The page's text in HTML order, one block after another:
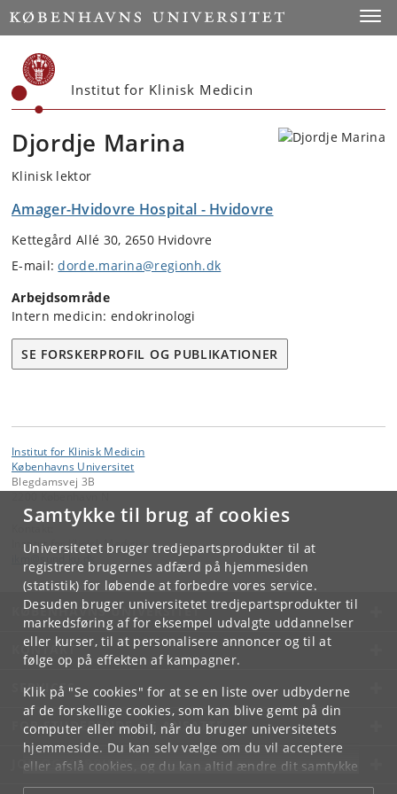
Samtykke til brug af cookies
Universitetet bruger tredjepartsprodukter til at
registrere brugernes adfærd på hjemmesiden
(statistik) for løbende at forbedre vores service.
Desuden bruger universitetet tredjepartsprodukter til
markedsføring af for eksempel udvalgte uddannelser
eller kurser, til at personalisere annoncer og til at
følge op på effekten af kampagner.
Klik på "Se cookies" for at se en liste over udbyderne
af de forskellige cookies, som kan blive gemt på din
computer eller mobil, når du bruger universitetets
hjemmeside. Du kan selv vælge om du vil acceptere
eller afslå cookies, og du kan altid ændre dit samtykke
underCookie- og privatlivspolitiksom du finder i
Start
Institut for Klinisk Medicin
Djordje Marina
Klinisk lektor
Amager-Hvidovre Hospital - Hvidovre
Kettegård Allé 30, 2650 Hvidovre
E-mail:dorde.marina@regionh.dk
Arbejdsområde
Intern medicin: endokrinologi
SE FORSKERPROFIL OG PUBLIKATIONER
Institut for Klinisk Medicin
Københavns Universitet
Blegdamsvej 3B
Institut for Klinisk Medicin
KØBENHAVNS UNIVERSITET
KONTAKT
SERVICES
FOR STUDERENDE OG ANSATTE
JOB OG KARRIERE